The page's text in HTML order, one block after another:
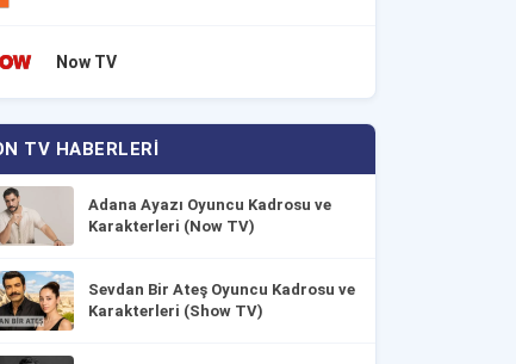
Now TV
TV HABERLERI
Adana Ayazı Oyuncu Kadrosu ve
Karakterleri (Now TV)
Sevdan Bir Ateş Oyuncu Kadrosu ve
Karakterleri (Show TV)